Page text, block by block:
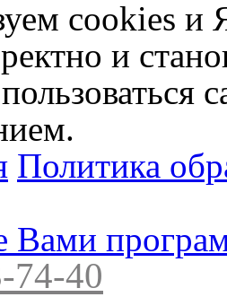
cookies и
и
Политика
Вами
74-40